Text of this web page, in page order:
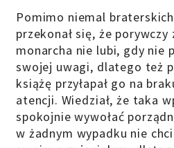
Pomimo niemal
przekonał się, że
monarcha nie lubi, gdy nie
swojej uwagi, dlatego też
książę przyłapał go na
atencji. Wiedział, że taka
spokojnie wywołać
w żadnym wypadku nie